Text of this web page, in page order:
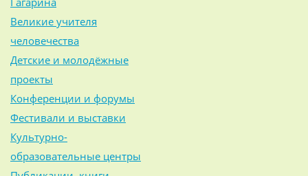
Великие учителя
человечества
Детские и молодёжные
проекты
Конференции и форумы
Фестивали и выставки
Культурно-
образовательные центры